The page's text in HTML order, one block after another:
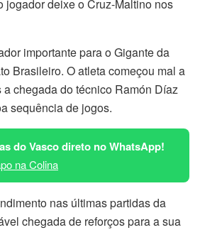
jogador deixe o Cruz-Maltino nos
importante para o Gigante da
Brasileiro. O atleta começou mal a
chegada do técnico Ramón Díaz
sequência de jogos.
do Vasco direto no WhatsApp!
na Colina
nas últimas partidas da
chegada de reforços para a sua